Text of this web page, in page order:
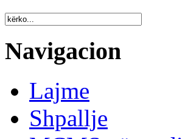
Navigacion
Lajme
Shpallje